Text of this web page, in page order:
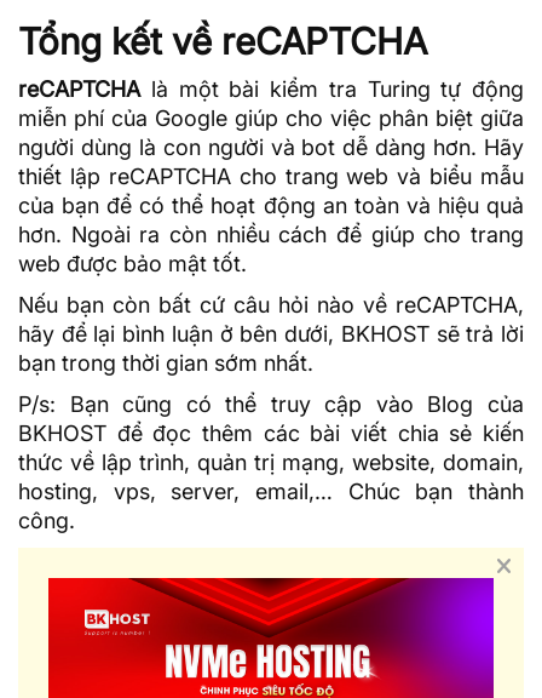
Tổng kết về reCAPTCHA
reCAPTCHAlà một bài kiểm tra Turing tự động
miễn phí của Google giúp cho việc phân biệt giữa
người dùng là con người và bot dễ dàng hơn. Hãy
thiết lập reCAPTCHA cho trang web và biểu mẫu
của bạn để có thể hoạt động an toàn và hiệu quả
hơn. Ngoài ra còn nhiều cách để giúp cho trang
web được bảo mật tốt.
Nếu bạn còn bất cứ câu hỏi nào về reCAPTCHA,
hãy để lại bình luận ở bên dưới, BKHOST sẽ trả lời
bạn trong thời gian sớm nhất.
P/s: Bạn cũng có thể truy cập vào Blog của
BKHOST để đọc thêm các bài viết chia sẻ kiến
thức về lập trình, quản trị mạng, website, domain,
hosting, vps, server, email,… Chúc bạn thành
công.